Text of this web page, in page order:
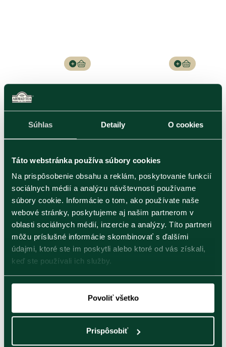
Súhlas Detaily O cookies
Táto webstránka používa súbory cookies
Na prispôsobenie obsahu a reklám, poskytovanie funkcií
sociálnych médií a analýzu návštevnosti používame
súbory cookie. Informácie o tom, ako používate naše
webové stránky, poskytujeme aj našim partnerom v
oblasti sociálnych médií, inzercie a analýzy. Títo partneri
môžu príslušné informácie skombinovať s ďalšími
údajmi, ktoré ste im poskytli alebo ktoré od vás získali,
keď ste používali ich služby.
Povoliť všetko
Prispôsobiť
Green Tea | 100
čajov
-14%
Tea Chest Four |
40 alu sáčkov
Kolekcia čiernych a
zelených čajov
€ 12 €10.2
Rooibos &
Cinnamon | 20 alu
Bylinný čaj rooibos a
škorica
€3.47